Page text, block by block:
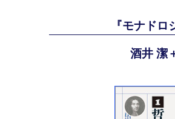
『モナド
酒井 潔